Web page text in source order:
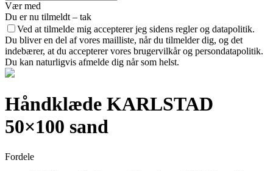
Vær med
Du er nu tilmeldt – tak
Ved at tilmelde mig accepterer jeg sidens regler og datapolitik.
Du bliver en del af vores mailliste, når du tilmelder dig, og det
indebærer, at du accepterer vores brugervilkår og persondatapolitik.
Du kan naturligvis afmelde dig når som helst.
Håndklæde KARLSTAD
50×100 sand
Fordele